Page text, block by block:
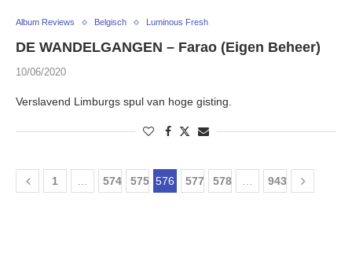
Album Reviews Belgisch Luminous Fresh
DE WANDELGANGEN – Farao (Eigen Beheer)
10/06/2020
Verslavend Limburgs spul van hoge gisting.
1 … 574 575 576 577 578 … 943